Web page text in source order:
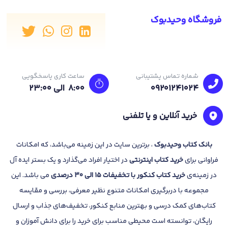
و هم کامل توضیح داده. مناسب شب امتحانه و می‌تونی با حل
سوال‌ها و بررسی ایرادات، سطحت رو بالاتر ببری.
برای آشنایی بیشتر با سبک پرسش‌های امتحان نهایی، 6 دوره نمونه
ویدئوی آموزشی ریاضی یازدهم
تجربی فرمول بیست گاج
یکی دیگه از نکات مثبت این کتاب اینه که با اسکن کردن کد
سرفصل، می‌تونی به 12 ساعت فیلم آموزشی دسترسی داشته باشی
که مخصوص شب امتحان طراحی شده و به تسلطت روی مطالب خیلی
کمک می‌کنه.
چرا باید کتاب فرمول بیست
ریاضی یازدهم تجربی رو بخریم؟
فروشگاه وحیدبوک
شماره تماس پشتیبانی
09201241024
ساعت کاری پاسخگویی
8:00 الی 23:۰۰
خرید آنلاین و یا تلفنی
بانککتاب وحیدبوک، برترین سایت در این زمینه می‌باشد، که امکانات
فراوانی برایخرید کتاباینترنتیدر اختیار افراد می‌گذارد و یک بستر ایده آل
در زمینه‌یخرید کتاب کنکور با تخفیفات 15 الی 30 درصدی
می باشد. این
مجموعه با دربرگیری امکانات متنوع نظیر معرفی، بررسی و مقایسه
کتاب‌های کمک درسی و بهترین منابع کنکور، تخفیف‌های جذاب و ارسال
رایگان، توانسته است محیطی مناسب برای خرید را برای دانش آموزان و